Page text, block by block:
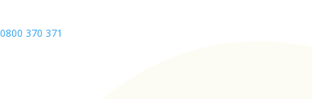
0800 370 371